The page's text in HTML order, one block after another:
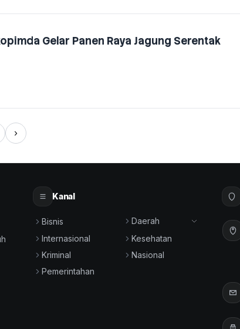
Gelar Panen Raya Jagung Serentak
›
Kanal
Bisnis
Daerah
Internasional
Kesehatan
Kriminal
Nasional
Pemerintahan